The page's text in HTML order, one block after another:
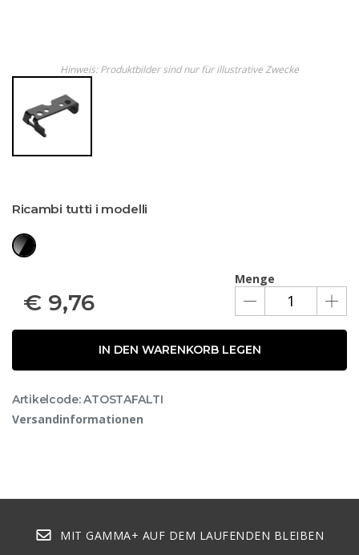
Hinweis: Produktbilder sind nur für illustrative Zwecke
Ricambi tutti i modelli
Menge
€ 9,76
IN DEN WARENKORB LEGEN
Artikelcode: ATOSTAFALTI
Versandinformationen
MIT GAMMA+ AUF DEM LAUFENDEN BLEIBEN